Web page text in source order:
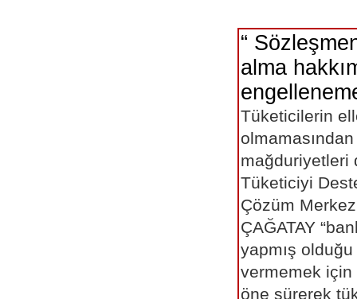
“
alma
Tüketicilerin
olmamasından
mağduriyetleri
Tüketiciyi
Çözüm
ÇAĞATAY
yapmış
vermemek
öne sürerek